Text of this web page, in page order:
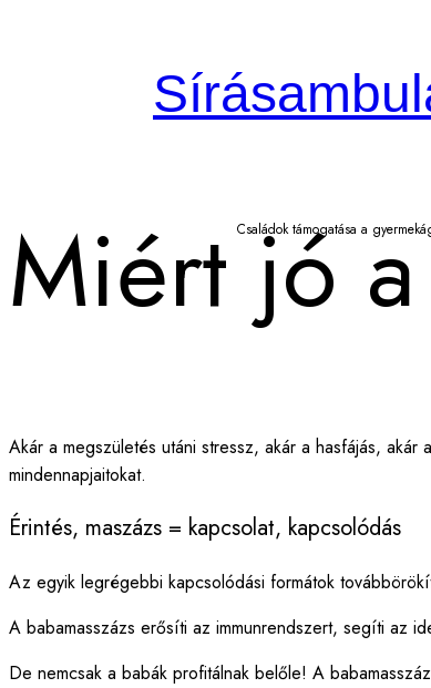
Családok támogatása a
Miért jó
Akár a megszületés utáni stressz, akár a hasfájás,
mindennapjaitokat.
Érintés, maszázs = kapcsolat, kapcsolódás
Az egyik legrégebbi kapcsolódási formátok
A babamasszázs erősíti az immunrendszert, segíti az
De nemcsak a babák profitálnak belőle! A